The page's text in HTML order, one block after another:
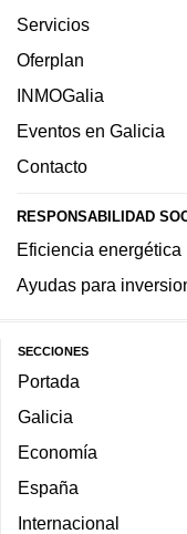
Servicios
Oferplan
INMOGalia
Eventos en Galicia
Contacto
RESPONSABILIDAD
Eficiencia energética
Ayudas para
SECCIONES
Portada
Galicia
Economía
España
Internacional